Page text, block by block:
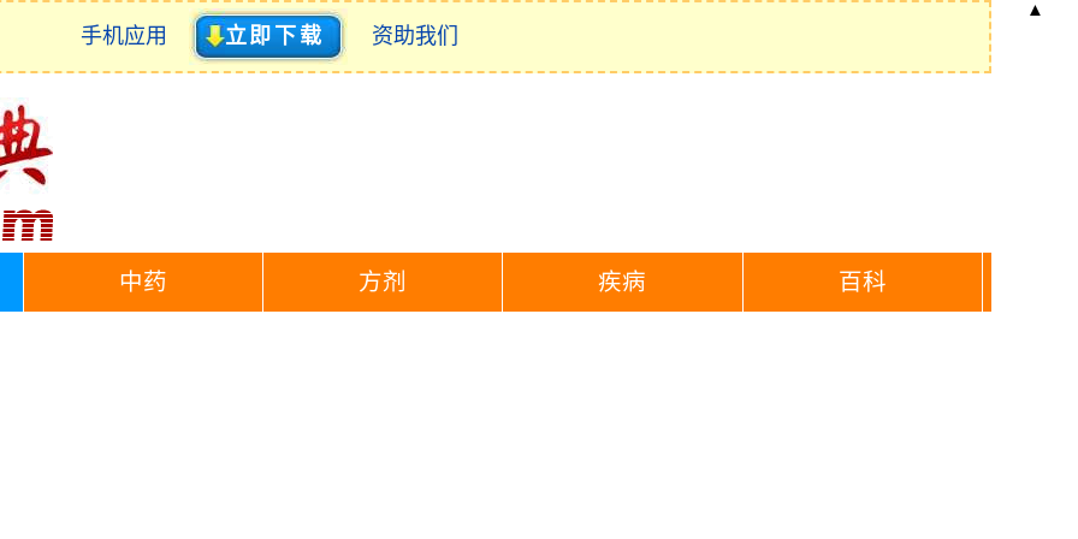
手机应用 立即下载 资助我们
中药 方剂 疾病 百科
▲